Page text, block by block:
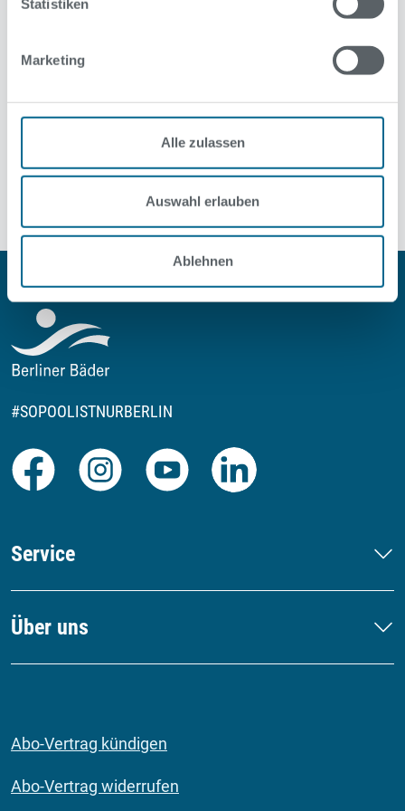
Statistiken
Marketing
Alle zulassen
Auswahl erlauben
Ablehnen
Das historische Stadtbad Charlottenburg (Alte Halle) ist
#SOPOOLISTNURBERLIN
Facebook Instagram Youtube
Service
Über uns
Abo-Vertrag kündigen
Abo-Vertrag widerrufen